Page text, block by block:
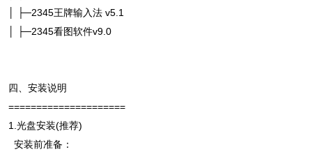
│ ├─2345王牌输入法 v5.1
│ ├─2345看图软件v9.0
四、安装说明
=====================
1.光盘安装(推荐)
安装前准备：